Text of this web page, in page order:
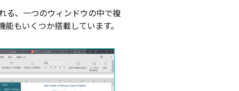
る、一つのウィンドウの中で複
もいくつか搭載しています。